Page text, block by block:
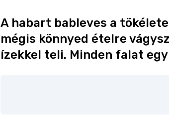
A habart bableves a
mégis könnyed ételre
ízekkel teli. Minden falat